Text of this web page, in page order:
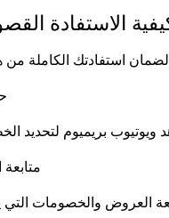
الاستفادة
لضمان استفادتك الكاملة من